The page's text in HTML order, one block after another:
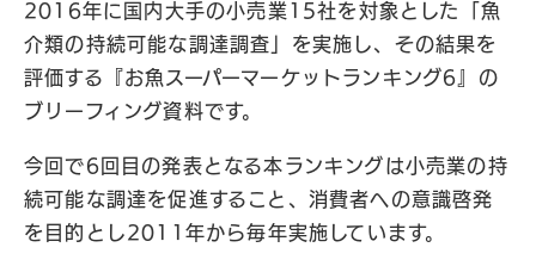
2016年に国内大手の小売業15社を対象とした「魚
介類の持続可能な調達調査」を実施し、その結果を
評価する『お魚スーパーマーケットランキング6』の
ブリーフィング資料です。
今回で6回目の発表となる本ランキングは小売業の持
続可能な調達を促進すること、消費者への意識啓発
を目的とし2011年から毎年実施しています。